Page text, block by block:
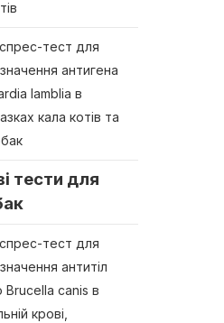
тест для
антигена
lamblia в
кала котів та
тести для
тест для
антитіл
Brucella canis в
крові,